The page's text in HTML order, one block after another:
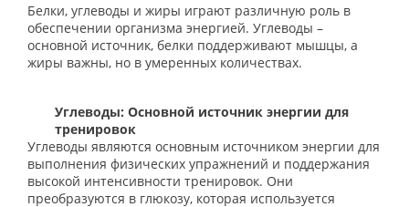
Белки, углеводы и жиры играют различную роль в
обеспечении организма энергией. Углеводы –
основной источник, белки поддерживают мышцы, а
жиры важны, но в умеренных количествах.
Углеводы: Основной источник энергии для
тренировок
Углеводы являются основным источником энергии для
выполнения физических упражнений и поддержания
высокой интенсивности тренировок. Они
преобразуются в глюкозу, которая используется